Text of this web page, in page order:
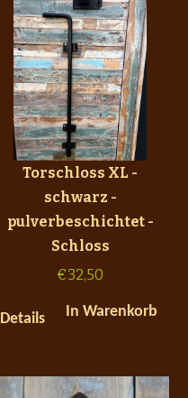
Torschloss XL -
schwarz -
pulverbeschichtet -
Schloss
€32,50
Details In Warenkorb